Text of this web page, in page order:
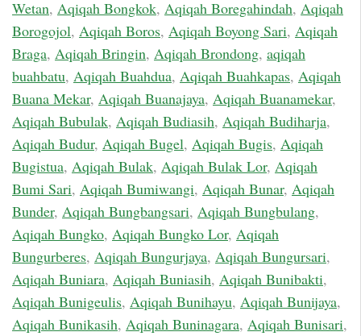
Wetan, Aqiqah Bongkok, Aqiqah Boregahindah, Aqiqah
Borogojol, Aqiqah Boros, Aqiqah Boyong Sari, Aqiqah
Braga, Aqiqah Bringin, Aqiqah Brondong, aqiqah
buahbatu, Aqiqah Buahdua, Aqiqah Buahkapas, Aqiqah
Buana Mekar, Aqiqah Buanajaya, Aqiqah Buanamekar,
Aqiqah Bubulak, Aqiqah Budiasih, Aqiqah Budiharja,
Aqiqah Budur, Aqiqah Bugel, Aqiqah Bugis, Aqiqah
Bugistua, Aqiqah Bulak, Aqiqah Bulak Lor, Aqiqah
Bumi Sari, Aqiqah Bumiwangi, Aqiqah Bunar, Aqiqah
Bunder, Aqiqah Bungbangsari, Aqiqah Bungbulang,
Aqiqah Bungko, Aqiqah Bungko Lor, Aqiqah
Bungurberes, Aqiqah Bungurjaya, Aqiqah Bungursari,
Aqiqah Buniara, Aqiqah Buniasih, Aqiqah Bunibakti,
Aqiqah Bunigeulis, Aqiqah Bunihayu, Aqiqah Bunijaya,
Aqiqah Bunikasih, Aqiqah Buninagara, Aqiqah Bunisari,